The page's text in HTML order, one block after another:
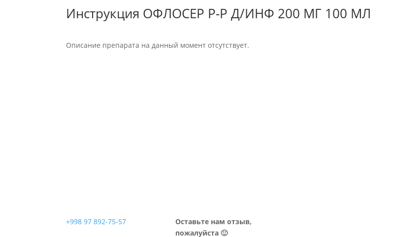
Инструкция ОФЛОСЕР Р-Р Д/ИНФ 200 МГ 100 МЛ
Описание препарата на данный момент отсутствует.
+998 97 892-75-57
Оставьте нам отзыв,
пожалуйста 🙂